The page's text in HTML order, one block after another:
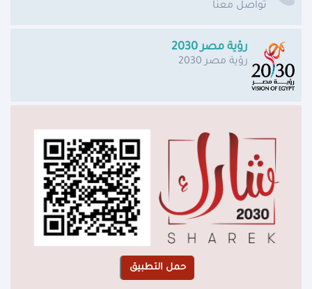
تواصل معنا
رؤية مصر 2030
رؤية مصر 2030